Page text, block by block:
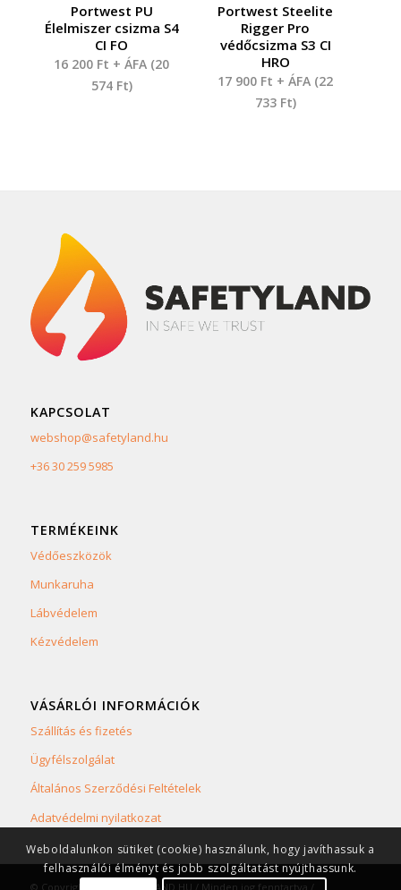
Portwest PU
Élelmiszer csizma S4
CI FO
16 200 Ft + ÁFA (20
574 Ft)
Portwest Steelite
Rigger Pro
védőcsizma S3 CI
HRO
17 900 Ft + ÁFA (22
733 Ft)
KAPCSOLAT
webshop@safetyland.hu
+36 30 259 5985
TERMÉKEINK
Védőeszközök
Munkaruha
Lábvédelem
Kézvédelem
VÁSÁRLÓI INFORMÁCIÓK
Szállítás és fizetés
Ügyfélszolgálat
Általános Szerződési Feltételek
Adatvédelmi nyilatkozat
© Copyright 2023 SAFETYLAND.HU / Minden jog fenntartva /
Weboldalunkon sütiket (cookie) használunk, hogy javíthassuk a
felhasználói élményt és jobb szolgáltatást nyújthassunk.